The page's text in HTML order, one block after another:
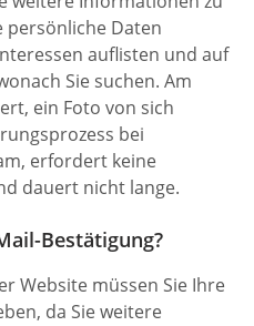
persönliche Daten
auflisten und auf
Sie suchen. Am
ein Foto von sich
bei
erfordert keine
dauert nicht lange.
Bestätigung?
Website müssen Sie Ihre
da Sie weitere